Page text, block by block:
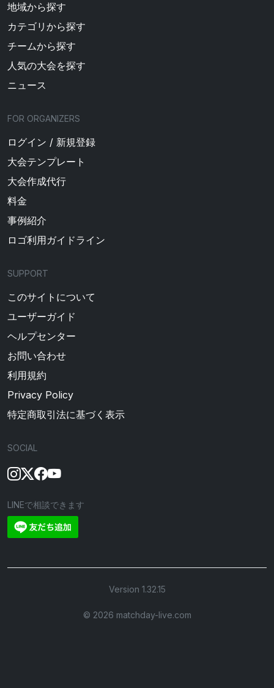
地域から探す
カテゴリから探す
チームから探す
人気の大会を探す
ニュース
FOR ORGANIZERS
ログイン / 新規登録
大会テンプレート
大会作成代行
料金
事例紹介
ロゴ利用ガイドライン
SUPPORT
このサイトについて
ユーザーガイド
ヘルプセンター
お問い合わせ
利用規約
Privacy Policy
特定商取引法に基づく表示
SOCIAL
LINEで相談できます
Version 1.32.15
©︎ 2026 matchday-live.com